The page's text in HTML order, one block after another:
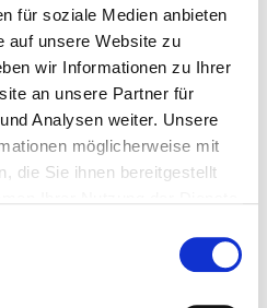
für soziale Medien anbieten
auf unsere Website zu
wir Informationen zu Ihrer
an unsere Partner für
Analysen weiter. Unsere
möglicherweise mit
die Sie ihnen bereitgestellt
Mainschleife
Vereinigung?